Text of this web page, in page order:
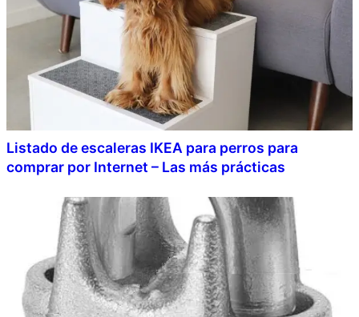
Listado de escaleras IKEA para perros para
comprar por Internet – Las más prácticas